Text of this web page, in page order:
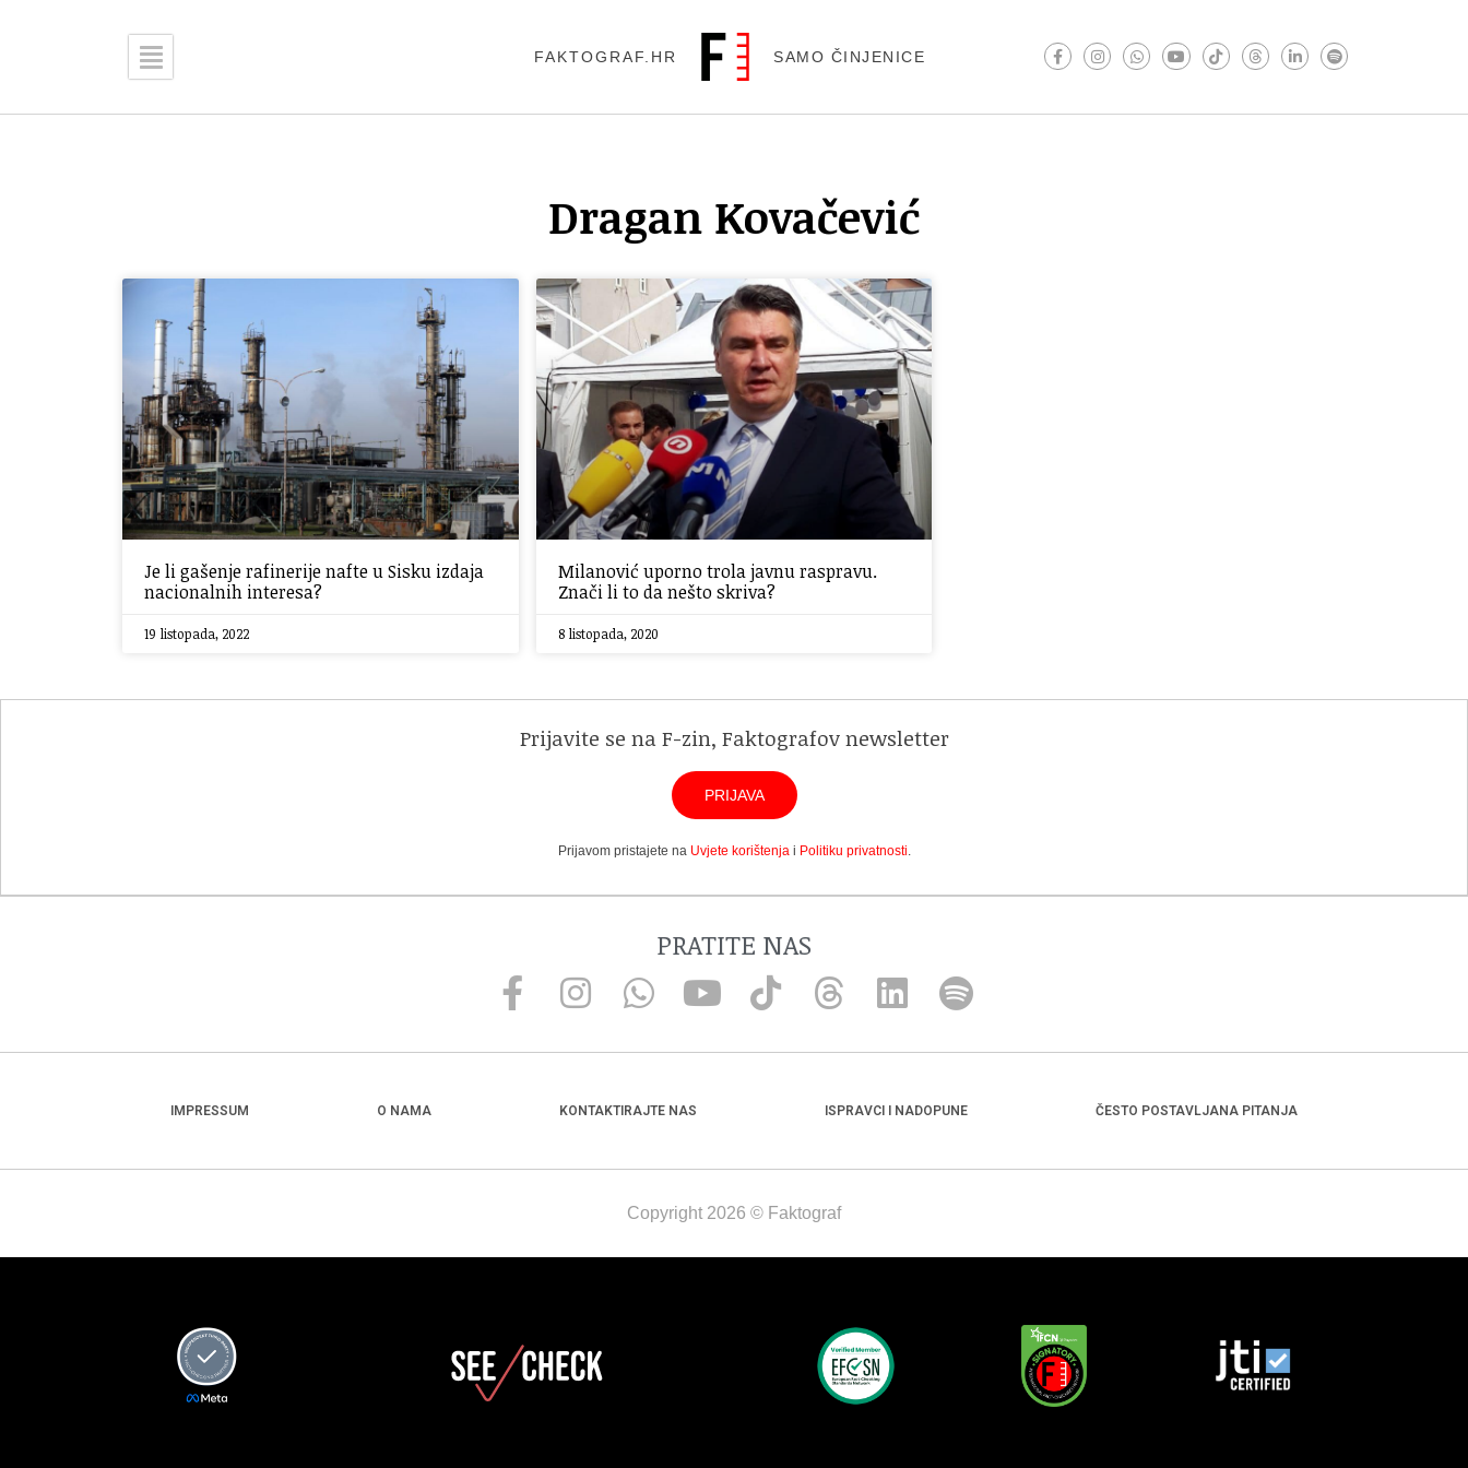
FAKTOGRAF.HR SAMO ČINJENICE
Dragan Kovačević
Je li gašenje rafinerije nafte u Sisku izdaja
nacionalnih interesa?
19 listopada, 2022
Milanović uporno trola javnu raspravu.
Znači li to da nešto skriva?
8 listopada, 2020
Prijavite se na F-zin, Faktografov newsletter
PRIJAVA
Prijavom pristajete na Uvjete korištenjai Politiku privatnosti.
PRATITE NAS
IMPRESSUM O NAMA KONTAKTIRAJTE NAS ISPRAVCI I NADOPUNE ČESTO POSTAVLJANA PITANJA
Copyright 2026 © Faktograf